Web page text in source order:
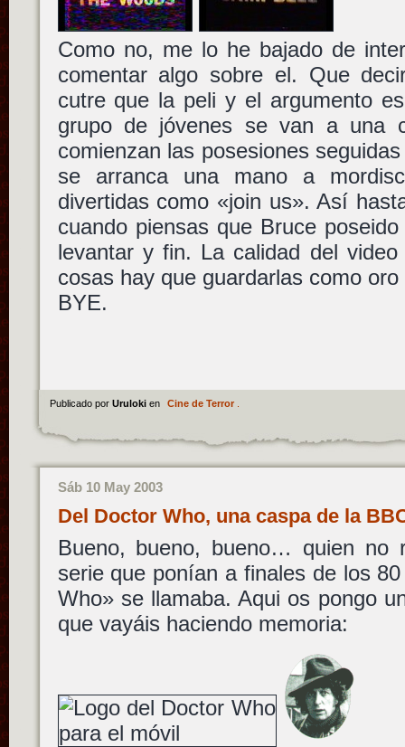
Como no, me lo he bajado de
comentar algo sobre el. Que
cutre que la peli y el argumento
grupo de jóvenes se van a una
comienzan las posesiones
se arranca una mano a
divertidas como «join us». Así
cuando piensas que Bruce
levantar y fin. La calidad del
cosas hay que guardarlas como oro
BYE.
Publicado por Uruloki en Cine de Terror.
Sáb 10 May 2003
Del Doctor Who, una caspa de la
Bueno, bueno, bueno… quien no
serie que ponían a finales de los
Who» se llamaba. Aqui os pongo
que vayáis haciendo memoria: